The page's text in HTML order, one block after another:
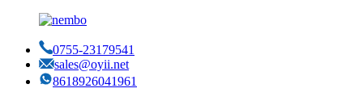
0755-23179541
sales@oyii.net
8618926041961